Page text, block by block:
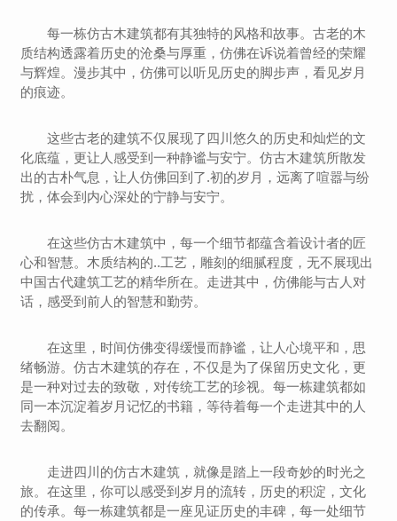
每一栋仿古木建筑都有其独特的风格和故事。古老的木
质结构透露着历史的沧桑与厚重，仿佛在诉说着曾经的荣耀
与辉煌。漫步其中，仿佛可以听见历史的脚步声，看见岁月
的痕迹。
这些古老的建筑不仅展现了四川悠久的历史和灿烂的文
化底蕴，更让人感受到一种静谧与安宁。仿古木建筑所散发
出的古朴气息，让人仿佛回到了.初的岁月，远离了喧嚣与纷
扰，体会到内心深处的宁静与安宁。
在这些仿古木建筑中，每一个细节都蕴含着设计者的匠
心和智慧。木质结构的..工艺，雕刻的细腻程度，无不展现出
中国古代建筑工艺的精华所在。走进其中，仿佛能与古人对
话，感受到前人的智慧和勤劳。
在这里，时间仿佛变得缓慢而静谧，让人心境平和，思
绪畅游。仿古木建筑的存在，不仅是为了保留历史文化，更
是一种对过去的致敬，对传统工艺的珍视。每一栋建筑都如
同一本沉淀着岁月记忆的书籍，等待着每一个走进其中的人
去翻阅。
走进四川的仿古木建筑，就像是踏上一段奇妙的时光之
旅。在这里，你可以感受到岁月的流转，历史的积淀，文化
的传承。每一栋建筑都是一座见证历史的丰碑，每一处细节